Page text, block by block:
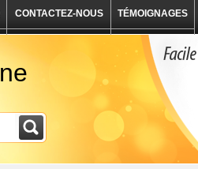
CONTACTEZ-NOUS TÉMOIGNAGES